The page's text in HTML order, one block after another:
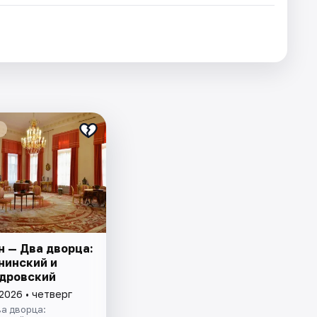
— Два дворца:
и
• четверг
дворца: